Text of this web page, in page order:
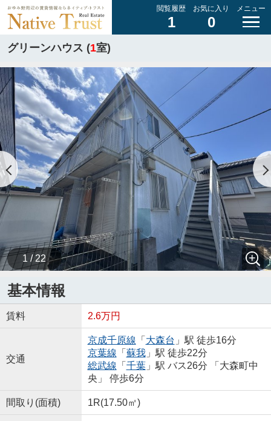
閲覧履歴
1
お気に入り
0
メニュー
グリーンハウス (1室)
1 / 22
基本情報
賃料 2.6万円
交通
京成千原線 「 大森台 」駅 徒歩16分
京葉線 「 蘇我」駅 徒歩22分
総武線 「 千葉」駅 バス26分 「大森町中
央」 停歩6分
間取り(面積) 1R(17.50㎡)